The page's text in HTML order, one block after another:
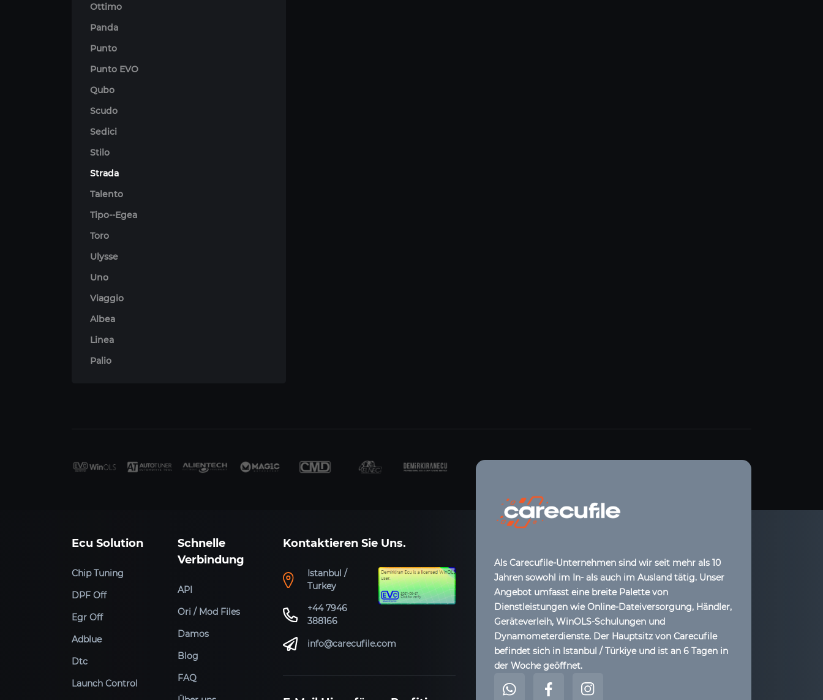
Ottimo
Panda
Punto
Punto EVO
Qubo
Scudo
Sedici
Stilo
Strada
Talento
Tipo--Egea
Toro
Ulysse
Uno
Viaggio
Albea
Linea
Palio
Ecu Solution
Chip Tuning
DPF Off
Egr Off
Adblue
Dtc
Launch Control
Schnelle
Verbindung
API
Ori / Mod Files
Damos
Blog
FAQ
Kontaktieren Sie Uns.
Istanbul /
Turkey
+44 7946
388166
info@carecufile.com
Als Carecufile-Unternehmen sind wir seit mehr als 10
Jahren sowohl im In- als auch im Ausland tätig. Unser
Angebot umfasst eine breite Palette von
Dienstleistungen wie Online-Dateiversorgung, Händler,
Geräteverleih, WinOLS-Schulungen und
Dynamometerdienste. Der Hauptsitz von Carecufile
befindet sich in Istanbul / Türkiye und ist an 6 Tagen in
der Woche geöffnet.